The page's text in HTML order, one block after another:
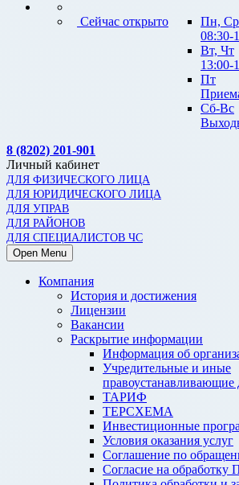
Сейчас открыто
Пн, Ср
08:30-
Вт, Чт
13:00-
Пт
Сб-Вс
8 (8202) 201-901
Личный кабинет
ДЛЯ ФИЗИЧЕСКОГО ЛИЦА
ДЛЯ ЮРИДИЧЕСКОГО ЛИЦА
ДЛЯ УПРАВ
ДЛЯ РАЙОНОВ
ДЛЯ СПЕЦИАЛИСТОВ ЧС
Open Menu
Компания
История и достижения
Лицензии
Вакансии
Раскрытие информации
Информация об
Учредительные и иные
правоустанавливающие
ТАРИФ
ТЕРСХЕМА
Инвестиционные
Условия оказания услуг
Соглашение по
Согласие на обработку